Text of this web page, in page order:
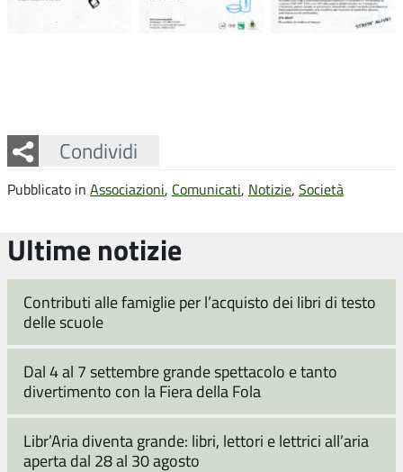
Condividi
Facebook
Twitter
Whatsapp
Pubblicato in Associazioni, Comunicati, Notizie, Società
Ultime notizie
Contributi alle famiglie per l’acquisto dei libri di testo
delle scuole
Dal 4 al 7 settembre grande spettacolo e tanto
divertimento con la Fiera della Fola
Libr’Aria diventa grande: libri, lettori e lettrici all’aria
aperta dal 28 al 30 agosto